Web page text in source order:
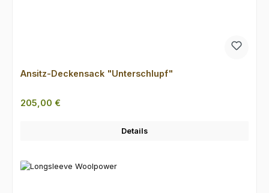
Ansitz-Deckensack "Unterschlupf"
Regulärer Preis:
205,00 €
Details